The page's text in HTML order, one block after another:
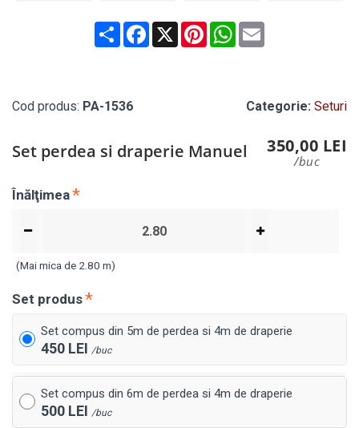
ShareFacebook
X PinterestWhatsApp
Email
Cod produs: PA-1536 Categorie: Seturi
Set perdea si draperie Manuel 350,00 LEI
/buc
Înălţimea
(Mai mica de 2.80 m)
Set produs
Set compus din 5m de perdea si 4m de draperie
450 LEI /buc
Set compus din 6m de perdea si 4m de draperie
500 LEI /buc